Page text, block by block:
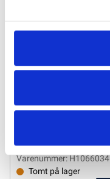
Varenummer: H1066034
Tomt på lager